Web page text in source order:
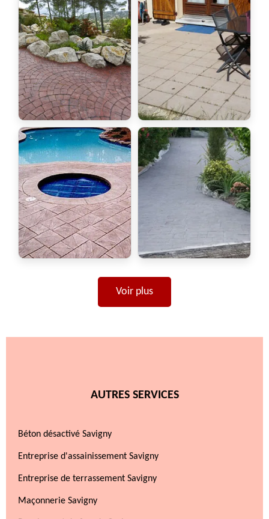
Voir plus
AUTRES SERVICES
Béton désactivé Savigny
Entreprise d'assainissement Savigny
Entreprise de terrassement Savigny
Maçonnerie Savigny